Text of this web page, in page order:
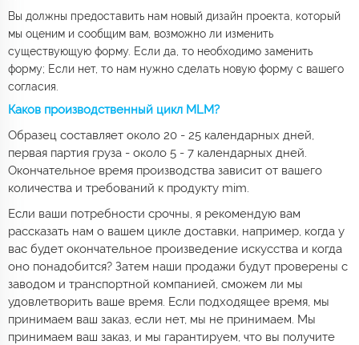
Вы должны предоставить нам новый дизайн проекта, который
мы оценим и сообщим вам, возможно ли изменить
существующую форму. Если да, то необходимо заменить
форму; Если нет, то нам нужно сделать новую форму с вашего
согласия.
Каков производственный цикл MLM?
Образец составляет около 20 - 25 календарных дней,
первая партия груза - около 5 - 7 календарных дней.
Окончательное время производства зависит от вашего
количества и требований к продукту mim.
Если ваши потребности срочны, я рекомендую вам
рассказать нам о вашем цикле доставки, например, когда у
вас будет окончательное произведение искусства и когда
оно понадобится? Затем наши продажи будут проверены с
заводом и транспортной компанией, сможем ли мы
удовлетворить ваше время. Если подходящее время, мы
принимаем ваш заказ, если нет, мы не принимаем. Мы
принимаем ваш заказ, и мы гарантируем, что вы получите